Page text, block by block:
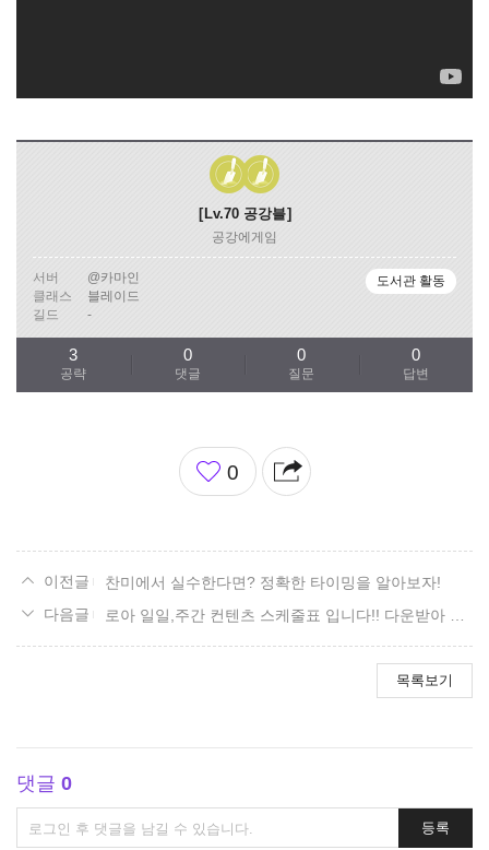
Lv.70 공강블
공강에게임
서버
@카마인
클래스
블레이드
길드
-
도서관 활동
공략
3
댓글
0
질문
0
답변
0
좋
아
0
찬미에서 실수한다면? 정확한 타이밍을 알아보자!
로아 일일,주간 컨텐츠 스케줄표 입니다!! 다운받아 가세욥~
목록보기
댓글 0
댓
글
등록